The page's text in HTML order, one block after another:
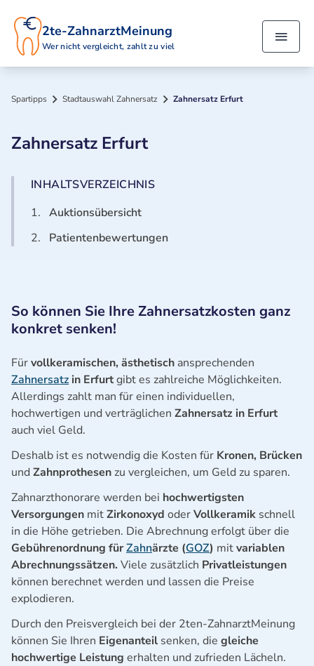
2te-ZahnarztMeinung
Wer nicht vergleicht, zahlt zu viel
Spartipps Stadtauswahl Zahnersatz Zahnersatz Erfurt
Zahnersatz Erfurt
INHALTSVERZEICHNIS
1. Auktionsübersicht
2.
Patientenbewertungen
So können Sie Ihre Zahnersatzkosten ganz
konkret senken!
Fürvollkeramischen, ästhetisch ansprechenden
Zahnersatz in Erfurtgibt es zahlreiche Möglichkeiten.
Allerdings zahlt man für einen individuellen,
hochwertigen und verträglichen Zahnersatz in Erfurt
auch viel Geld.
Deshalb ist es notwendig die Kosten für Kronen, Brücken
undZahnprothesen zu vergleichen, um Geld zu sparen.
Zahnarzthonorare werden bei hochwertigsten
Versorgungen mitZirkonoxyd oderVollkeramik schnell
in die Höhe getrieben. Die Abrechnung erfolgt über die
Gebührenordnung fürZahnärzte (GOZ) mitvariablen
Abrechnungssätzen. Viele zusätzlich Privatleistungen
können berechnet werden und lassen die Preise
explodieren.
Durch den Preisvergleich bei der 2ten-ZahnarztMeinung
können Sie Ihren Eigenanteil senken, die gleiche
hochwertige Leistung erhalten und zufrieden Lächeln.